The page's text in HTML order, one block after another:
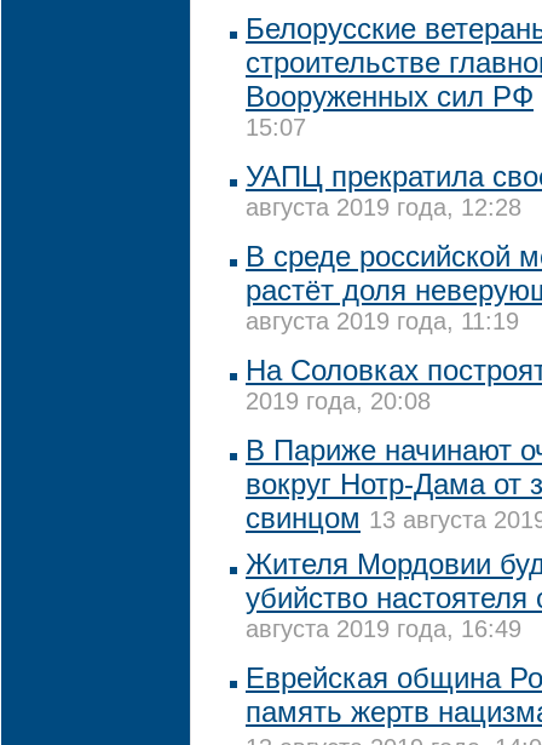
Белорусские
строительстве
Вооруженных сил РФ
15:07
УАПЦ прекратила
августа 2019 года, 12:28
В среде российской
растёт доля
августа 2019 года, 11:19
На Соловках
2019 года, 20:08
В Париже начинают
вокруг Нотр-Дама от
свинцом 13 августа
Жителя Мордовии
убийство настоятеля
августа 2019 года, 16:49
Еврейская община
память жертв